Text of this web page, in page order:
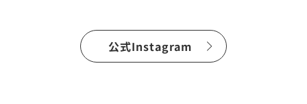
公式Instagram